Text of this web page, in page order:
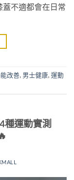
不適都會在日常
改善, 男士健康,運動
種運動實測